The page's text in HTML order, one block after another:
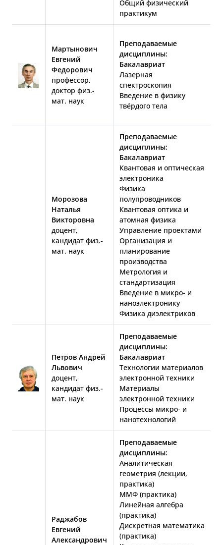
Общий физический
практикум
Мартынович
Евгений
Федорович
профессор,
доктор физ.-
мат. наук
Преподаваемые
дисциплины:
Бакалавриат
Лазерная
спектроскопия
Введение в физику
твёрдого тела
Морозова
Наталья
Викторовна
доцент,
кандидат физ.-
мат. наук
Преподаваемые
дисциплины:
Бакалавриат
Квантовая и оптическая
электроника
Физика
полупроводников
Квантовая оптика и
атомная физика
Управление проектами
Организация и
планирование
производства
Метрология и
стандартизация
Введение в микро- и
наноэлектронику
Физика диэлектриков
Петров Андрей
Львович
доцент,
кандидат физ.-
мат. наук
Преподаваемые
дисциплины:
Бакалавриат
Технологии материалов
электронной техники
Материалы
электронной техники
Процессы микро- и
нанотехнологий
Раджабов
Евгений
Александрович
Преподаваемые
дисциплины:
Аналитическая
геометрия (лекции,
практика)
ММФ (практика)
Линейная алгебра
(практика)
Дискретная математика
(практика)